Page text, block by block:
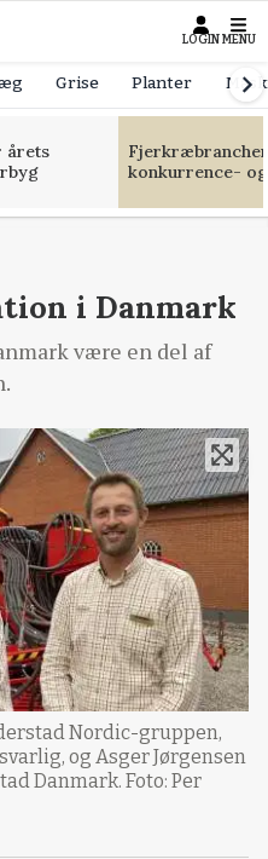
LOGIN MENU
Grise Planter
årets
konkurrence-
i Danmark
være en del af
Nordic-gruppen,
og Asger Jørgensen
Danmark. Foto: Per